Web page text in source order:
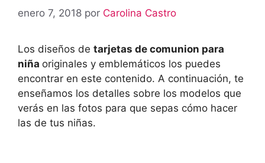
enero 7, 2018 por Carolina Castro
Los diseños de tarjetas de comunion para
niña originales y emblemáticos los puedes
encontrar en este contenido. A continuación, te
enseñamos los detalles sobre los modelos que
verás en las fotos para que sepas cómo hacer
las de tus niñas.